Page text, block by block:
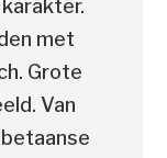
met
Grote
Van